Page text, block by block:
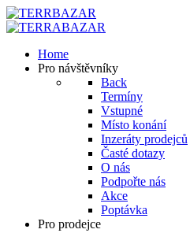
Home
Pro návštěvníky
Back
Termíny
Vstupné
Místo konání
Inzeráty prodejců
Časté dotazy
O nás
Podpořte nás
Akce
Poptávka
Pro prodejce